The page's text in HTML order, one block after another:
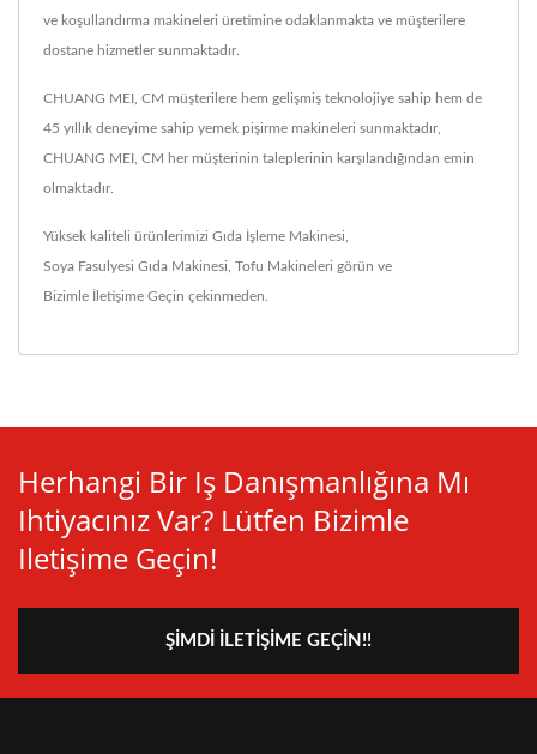
ve koşullandırma makineleri üretimine odaklanmakta ve müşterilere
dostane hizmetler sunmaktadır.
CHUANG MEI, CM müşterilere hem gelişmiş teknolojiye sahip hem de
45 yıllık deneyime sahip yemek pişirme makineleri sunmaktadır,
CHUANG MEI, CM her müşterinin taleplerinin karşılandığından emin
olmaktadır.
Yüksek kaliteli ürünlerimizi Gıda İşleme Makinesi
Soya Fasulyesi Gıda Makinesi Tofu Makineleri görün ve
Bizimle İletişime Geçin çekinmeden.
Herhangi Bir Iş Danışmanlığına Mı
Ihtiyacınız Var? Lütfen Bizimle
Iletişime Geçin!
ŞIMDI İLETIŞIME GEÇIN!!